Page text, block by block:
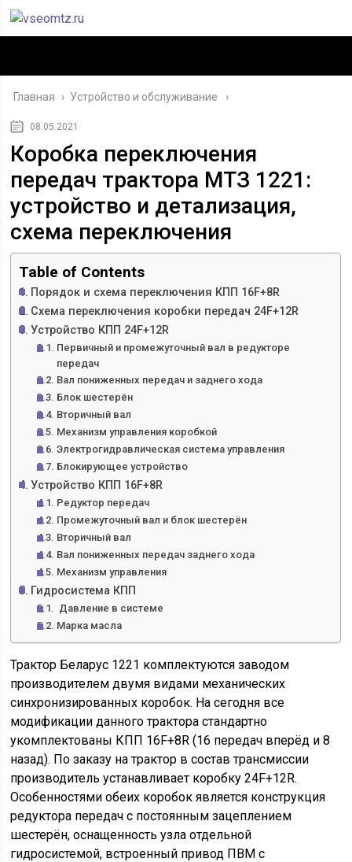
Главная › Устройство и обслуживание
08.05.2021
Коробка переключения
передач трактора МТЗ 1221:
устройство и детализация,
схема переключения
Table of Contents
Порядок и схема переключения КПП 16F+8R
Схема переключения коробки передач 24F+12R
Устройство КПП 24F+12R
Первичный и промежуточный вал в редукторе
передач
Вал пониженных передач и заднего хода
Блок шестерён
Вторичный вал
Механизм управления коробкой
Электрогидравлическая система управления
Блокирующее устройство
Устройство КПП 16F+8R
Редуктор передач
Промежуточный вал и блок шестерён
Вторичный вал
Вал пониженных передач заднего хода
Механизм управления
Гидросистема КПП
Давление в системе
Марка масла
Трактор Беларус 1221 комплектуются заводом
производителем двумя видами механических
синхронизированных коробок. На сегодня все
модификации данного трактора стандартно
укомплектованы КПП 16F+8R (16 передач вперёд и 8
назад). По заказу на трактор в состав трансмиссии
производитель устанавливает коробку 24F+12R.
Особенностями обеих коробок является конструкция
редуктора передач с постоянным зацеплением
шестерён, оснащенность узла отдельной
гидросистемой, встроенный привод ПВМ с